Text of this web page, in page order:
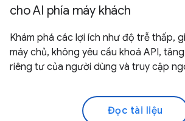
cho AI phía máy khách
Khám phá các lợi ích như độ trễ thấp,
máy chủ, không yêu cầu khoá API,
riêng tư của người dùng và truy cập
Đọc tài liệu